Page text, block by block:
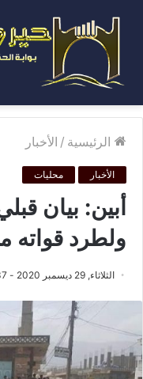
الرئيسية / الأخبار
الأخبار محليات
أبين: بيان
ولطرد قواته
الثلاثاء, 29 ديسمبر 2020 - 2:37 م